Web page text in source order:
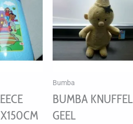
Bumba
BUMBA KNUFFEL
GEEL